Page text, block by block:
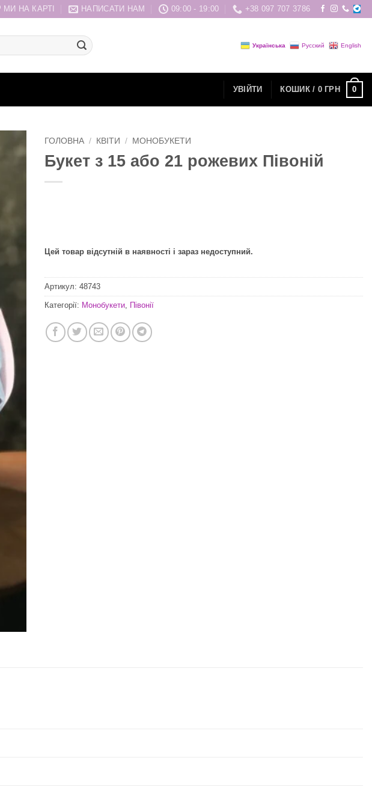
МИ НА КАРТІ НАПИСАТИ НАМ 09:00 - 19:00 +38 097 707 3786
Українська Русский English
УВІЙТИ КОШИК / 0 ГРН 0
ГОЛОВНА / КВІТИ / МОНОБУКЕТИ
Букет з 15 або 21 рожевих Півоній
Цей товар відсутній в наявності і зараз недоступний.
Артикул: 48743
Категорії: Монобукети Півонії